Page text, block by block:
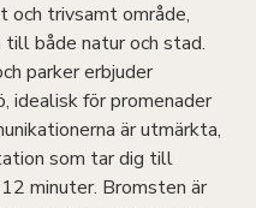
och trivsamt område,
både natur och stad.
parker erbjuder
idealisk för promenader
är utmärkta,
som tar dig till
minuter. Bromsten är